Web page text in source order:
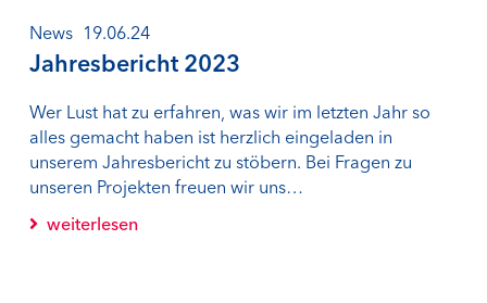
News 19.06.24
Jahresbericht 2023
Wer Lust hat zu erfahren, was wir im letzten Jahr so
alles gemacht haben ist herzlich eingeladen in
unserem Jahresbericht zu stöbern. Bei Fragen zu
unseren Projekten freuen wir uns…
weiterlesen